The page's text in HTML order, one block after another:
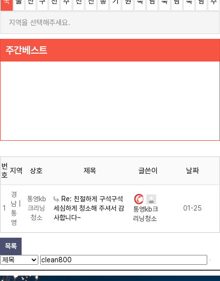
지역을 선택해주세요.
주간베스트
번
호 지역 상호 제목 글쓴이 날짜
1
경
남 |
통
영
통영kb
크리닝
청소
Re: 친절하게 구석구석
세심하게 청소해 주셔서 감
사합니다~
통영kb크
리닝청소
01-25
목록